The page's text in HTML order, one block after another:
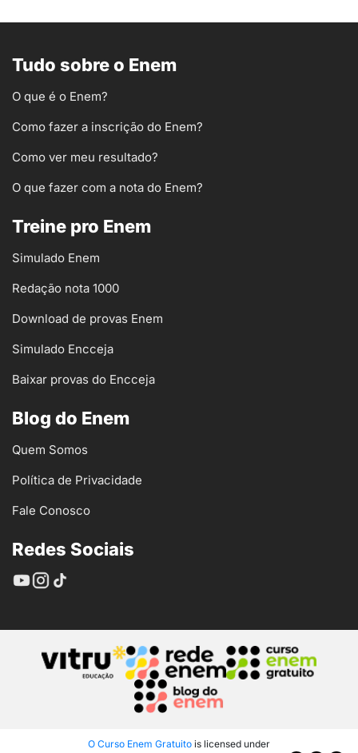
Tudo sobre o Enem
O que é o Enem?
Como fazer a inscrição do Enem?
Como ver meu resultado?
O que fazer com a nota do Enem?
Treine pro Enem
Simulado Enem
Redação nota 1000
Download de provas Enem
Simulado Encceja
Baixar provas do Encceja
Blog do Enem
Quem Somos
Política de Privacidade
Fale Conosco
Redes Sociais
O Curso Enem Gratuito is licensed under